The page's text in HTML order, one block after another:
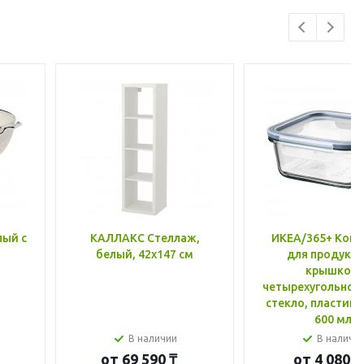
с
КАЛЛАКС Стеллаж,
белый, 42x147 см
В наличии
от 69 590 ₸
ИКЕА/365+
для
крышкой,
стекло, пластик
600 мл
В
от 4 080 ₸